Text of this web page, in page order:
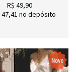
R$ 49,90
47,41 no depósito